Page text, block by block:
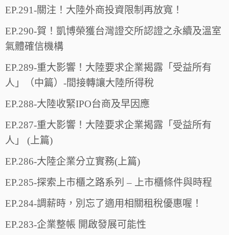
EP.291-關注！大陸外商投資限制再放寬！
EP.290-賀！凱博榮獲台灣證交所認證之永續及溫室
氣體確信機構
EP.289-重大影響！大陸要求企業揭露「受益所有
人」（中篇）-間接轉讓大陸所得稅
EP.288-大陸收緊IPO台商及早因應
EP.287-重大影響！大陸要求企業揭露「受益所有
人」 (上篇)
EP.286-大陸企業分立實務(上篇)
EP.285-探索上市櫃之路系列 – 上市櫃條件與時程
EP.284-調薪時，別忘了適用相關租稅優惠喔！
EP.283-企業整帳 開啟發展可能性